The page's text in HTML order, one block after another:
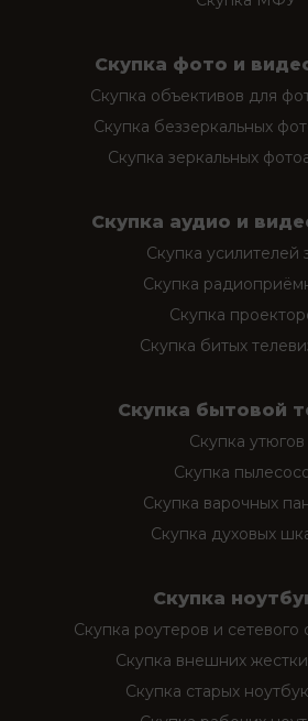
Скупка фото и
Скупка объективов для
Скупка беззеркальных
Скупка зеркальных
Скупка аудио и
Скупка усилителей
Скупка
Скупка
Скупка битых
Скупка бытовой
Скупка утюгов
Скупка
Скупка варочных
Скупка духовых
Скупка
Скупка роутеров и
Скупка внешних
Скупка старых